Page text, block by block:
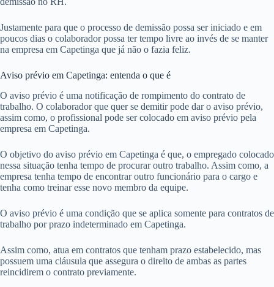
Justamente para que o processo de demissão possa ser iniciado e em
poucos dias o colaborador possa ter tempo livre ao invés de se manter
na empresa em Capetinga que já não o fazia feliz.
Aviso prévio em Capetinga: entenda o que é
O aviso prévio é uma notificação de rompimento do contrato de
trabalho. O colaborador que quer se demitir pode dar o aviso prévio,
assim como, o profissional pode ser colocado em aviso prévio pela
empresa em Capetinga.
O objetivo do aviso prévio em Capetinga é que, o empregado colocado
nessa situação tenha tempo de procurar outro trabalho. Assim como, a
empresa tenha tempo de encontrar outro funcionário para o cargo e
tenha como treinar esse novo membro da equipe.
O aviso prévio é uma condição que se aplica somente para contratos de
trabalho por prazo indeterminado em Capetinga.
Assim como, atua em contratos que tenham prazo estabelecido, mas
possuem uma cláusula que assegura o direito de ambas as partes
reincidirem o contrato previamente.